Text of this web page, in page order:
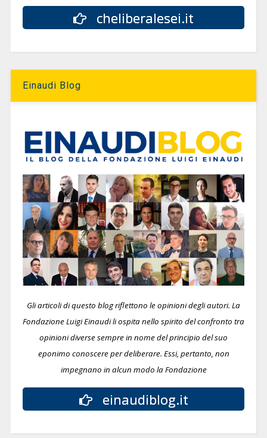
cheliberalesei.it
Einaudi Blog
Gli articoli di questo blog riflettono le opinioni degli autori. La
Fondazione Luigi Einaudi li ospita nello spirito del confronto tra
opinioni diverse sempre in nome del principio del suo
eponimo conoscere per deliberare. Essi, pertanto, non
impegnano in alcun modo la Fondazione
einaudiblog.it